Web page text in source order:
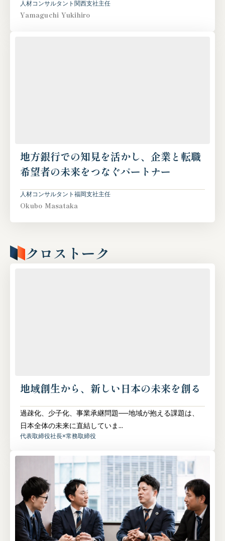
人材コンサルタント関西支社主任
Yamaguchi Yukihiro
地方銀行での知見を活かし、企業と転職
希望者の未来をつなぐパートナー
人材コンサルタント福岡支社主任
Okubo Masataka
クロストーク
地域創生から、新しい日本の未来を創る
過疎化、少子化、事業承継問題──地域が抱える課題は、
日本全体の未来に直結していま...
代表取締役社長×常務取締役